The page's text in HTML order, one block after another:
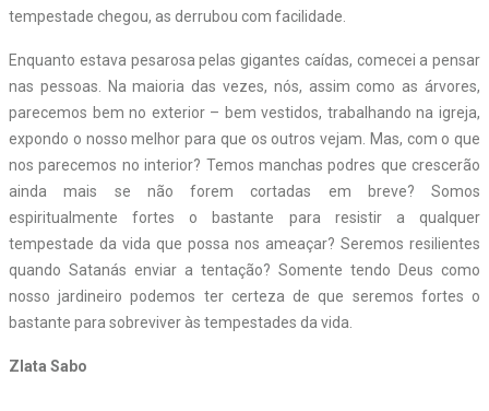
tempestade chegou, as derrubou com facilidade.
Enquanto estava pesarosa pelas gigantes caídas, comecei a pensar
nas pessoas. Na maioria das vezes, nós, assim como as árvores,
parecemos bem no exterior – bem vestidos, trabalhando na igreja,
expondo o nosso melhor para que os outros vejam. Mas, com o que
nos parecemos no interior? Temos manchas podres que crescerão
ainda mais se não forem cortadas em breve? Somos
espiritualmente fortes o bastante para resistir a qualquer
tempestade da vida que possa nos ameaçar? Seremos resilientes
quando Satanás enviar a tentação? Somente tendo Deus como
nosso jardineiro podemos ter certeza de que seremos fortes o
bastante para sobreviver às tempestades da vida.
Zlata Sabo